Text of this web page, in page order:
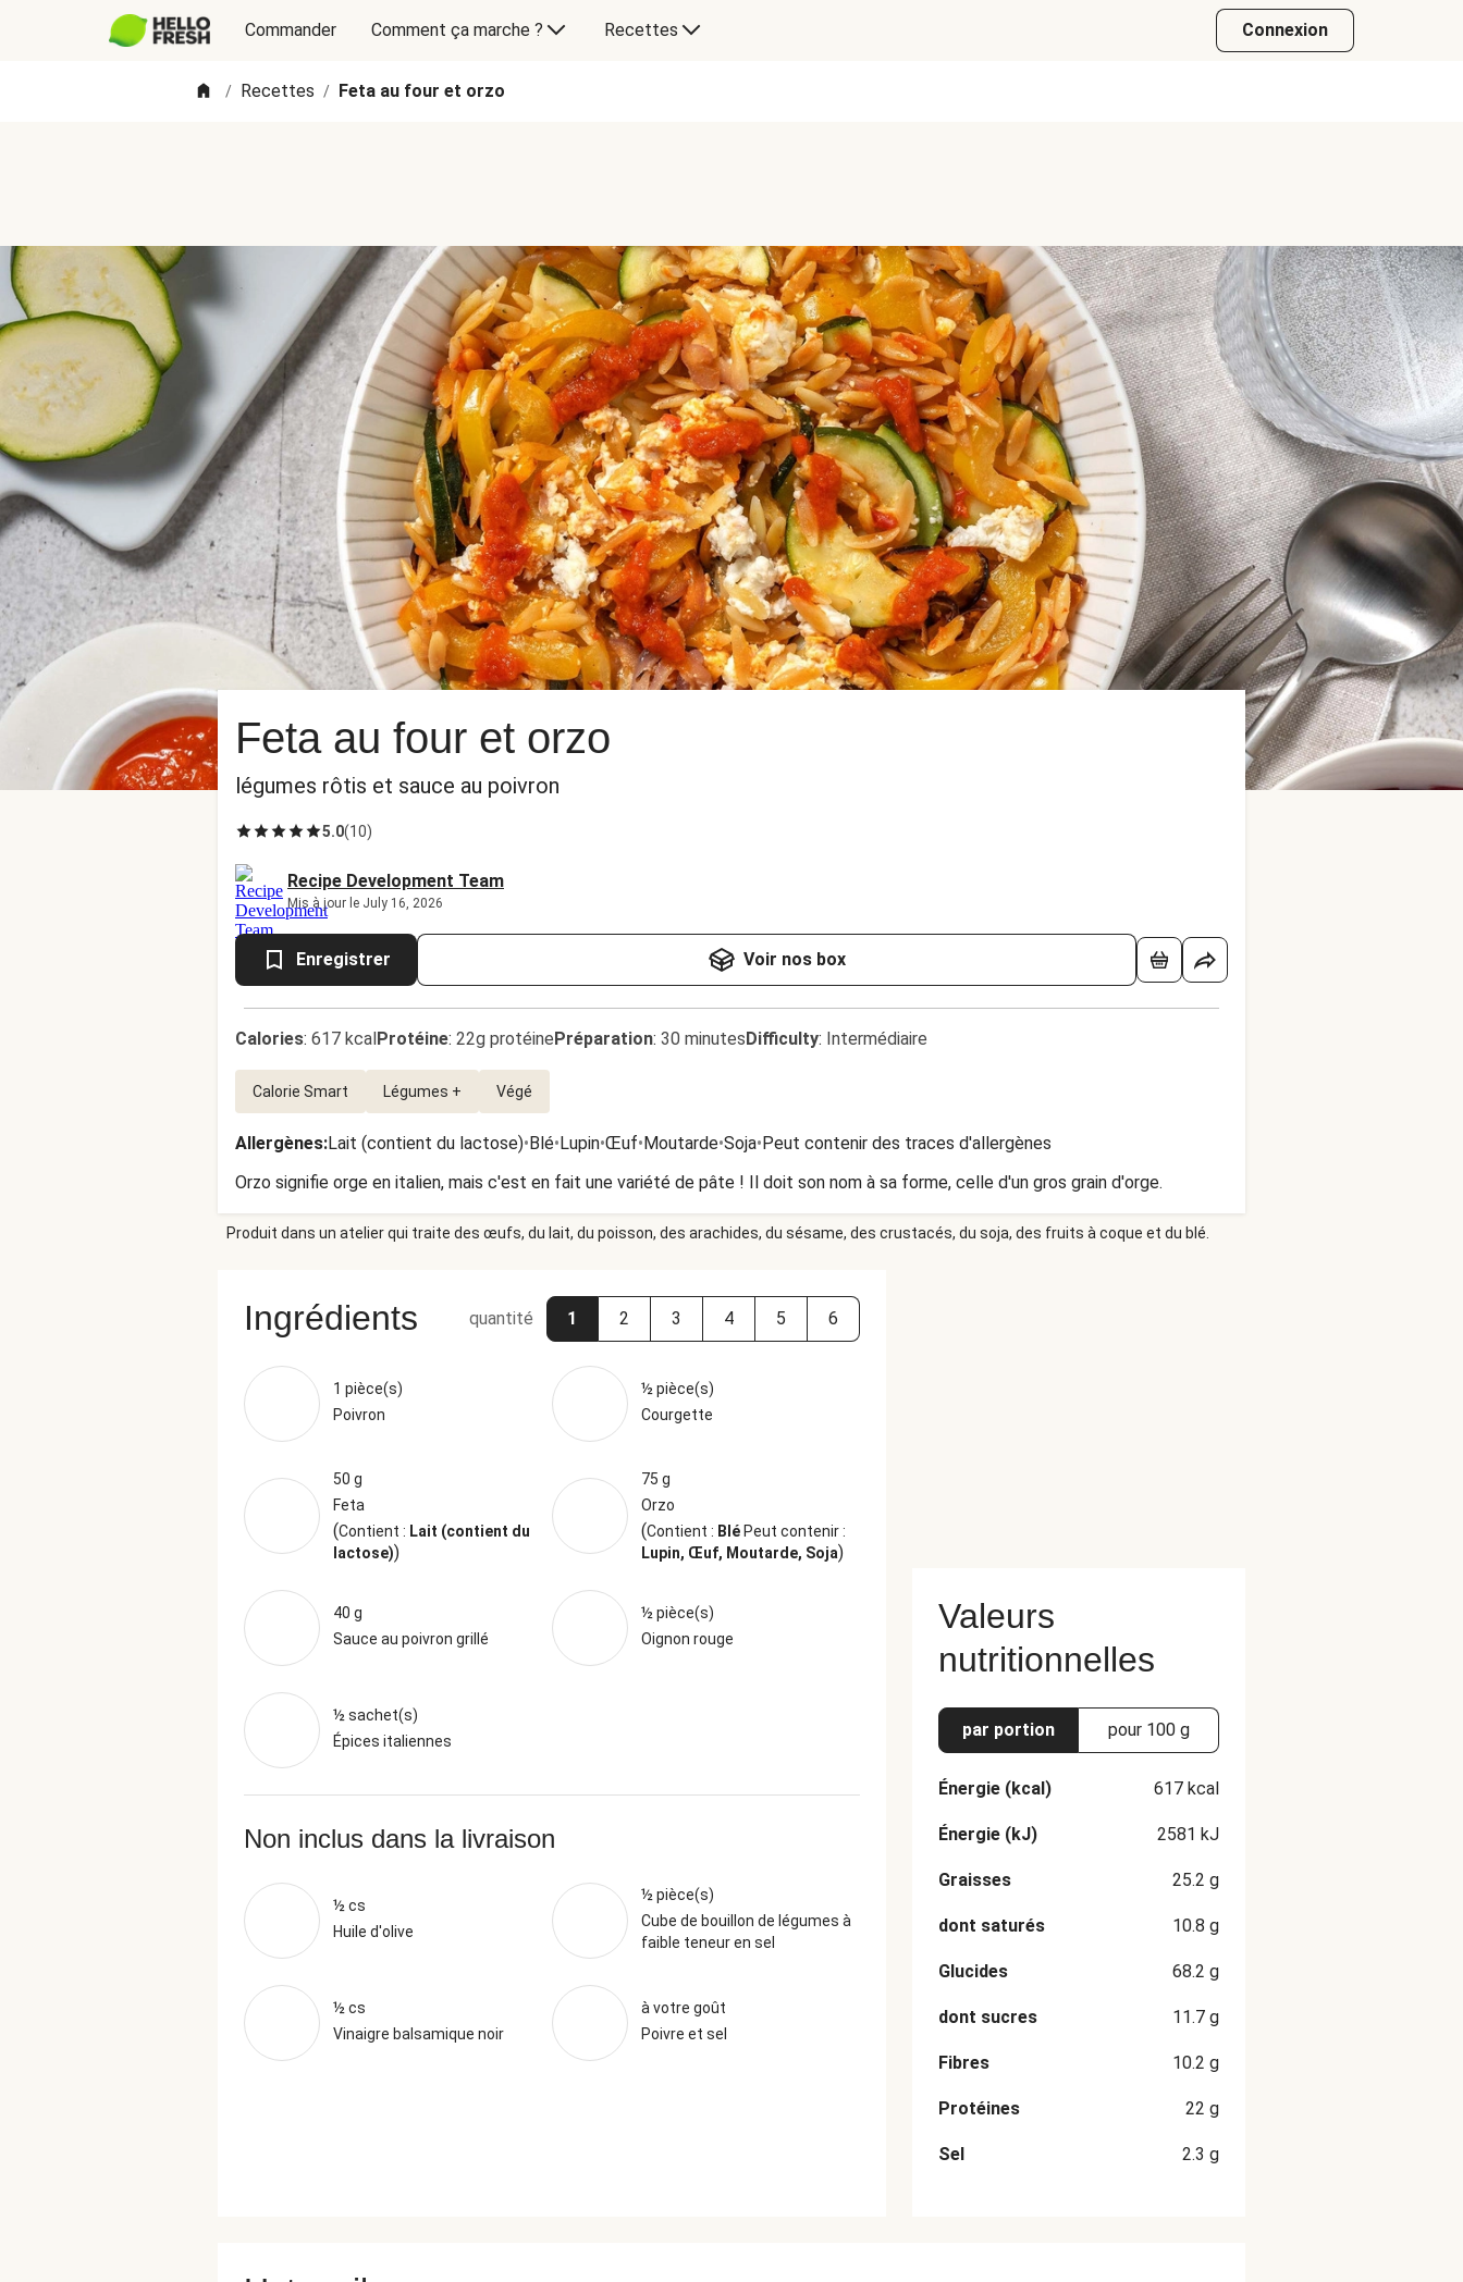
Commander Comment ça marche ? Recettes Connexion
/ Recettes / Feta au four et orzo
Feta au four et orzo
légumes rôtis et sauce au poivron
5.0(10)
Recipe Development Team
Mis à jour le July 16, 2026
Enregistrer Voir nos box
Calories: 617 kcalProtéine: 22g protéinePréparation: 30 minutesDifficulty: Intermédiaire
Calorie Smart Légumes + Végé
Allergènes:Lait (contient du lactose)•Blé•Lupin•Œuf•Moutarde•Soja•Peut contenir des traces d'allergènes
Orzo signifie orge en italien, mais c'est en fait une variété de pâte ! Il doit son nom à sa forme, celle d'un gros grain d'orge.
Produit dans un atelier qui traite des œufs, du lait, du poisson, des arachides, du sésame, des crustacés, du soja, des fruits à coque et du blé.
Ingrédients quantité 1 2 3 4 5 6
1 pièce(s)
Poivron
½ pièce(s)
Courgette
50 g
Feta
(Contient : Lait (contient du
lactose))
75 g
Orzo
(Contient : Blé Peut contenir :
Lupin, Œuf, Moutarde, Soja)
40 g
Sauce au poivron grillé
½ pièce(s)
Oignon rouge
½ sachet(s)
Épices italiennes
Non inclus dans la livraison
½ cs
Huile d'olive
½ pièce(s)
Cube de bouillon de légumes à
faible teneur en sel
½ cs
Vinaigre balsamique noir
à votre goût
Poivre et sel
Valeurs
nutritionnelles
par portion pour 100 g
Énergie (kcal) 617 kcal
Énergie (kJ) 2581 kJ
Graisses 25.2 g
dont saturés 10.8 g
Glucides 68.2 g
dont sucres 11.7 g
Fibres 10.2 g
Protéines 22 g
Sel 2.3 g